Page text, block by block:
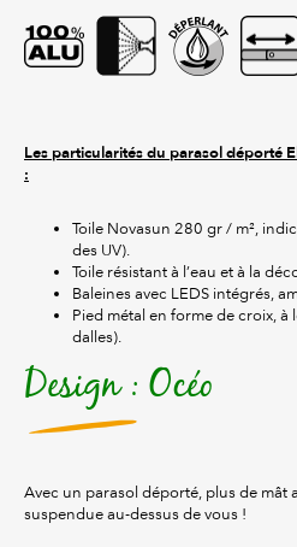
Les particularités du parasol déporté
:
Toile Novasun 280 gr / m²,
des UV).
Toile résistant à l’eau et à la
Baleines avec LEDS intégrés,
Pied métal en forme de croix, à
dalles).
Design : Océo
Avec un parasol déporté, plus de mât
suspendue au-dessus de vous !